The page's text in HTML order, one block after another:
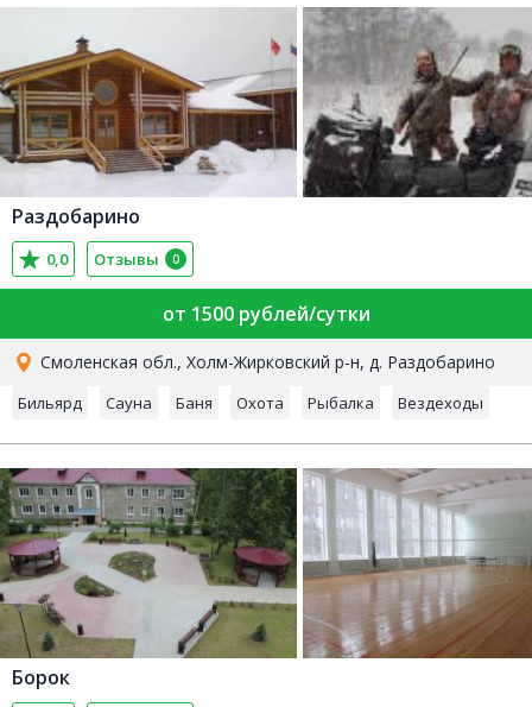
Раздобарино
0,0 Отзывы 0
от 1500 рублей/сутки
Смоленская обл., Холм-Жирковский р-н, д. Раздобарино
Бильярд Сауна Баня Охота Рыбалка Вездеходы
Борок